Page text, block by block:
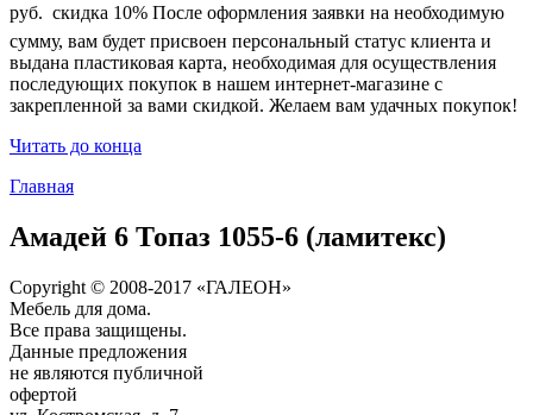
руб.  скидка 10% После оформления заявки на необходимую
сумму, вам будет присвоен персональный статус клиента и
выдана пластиковая карта, необходимая для осуществления
последующих покупок в нашем интернет-магазине с
закрепленной за вами скидкой. Желаем вам удачных покупок!
Читать до конца
Главная
Амадей 6 Топаз 1055-6 (ламитекс)
Copyright © 2008-2017 «ГАЛЕОН»
Мебель для дома.
Все права защищены.
Данные предложения
не являются публичной
офертой